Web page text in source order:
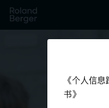
《个人信
书》